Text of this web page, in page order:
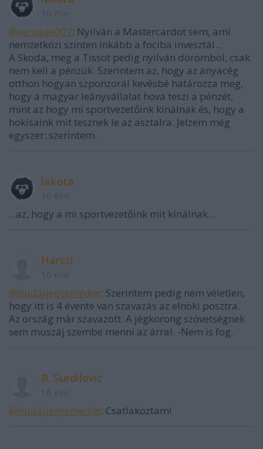
@vantage007: Nyilván a Mastercardot sem, ami
nemzetközi szinten inkább a fociba invesztál...
A Skoda, meg a Tissot pedig nyilván dörömböl, csak
nem kell a pénzük. Szerintem az, hogy az anyacég
otthon hogyan szponzorál kevésbé határozza meg,
hogy a magyar leányvállalat hova teszi a pénzét,
mint az hogy mi sportvezetőink kínálnak és, hogy a
hokisaink mit tesznek le az asztalra. Jelzem még
egyszer: szerintem.
lakota
...az, hogy a mi sportvezetőink mit kínálnak...
Harczi
@budaijegesmedve: Szerintem pedig nem véletlen,
hogy itt is 4 évente van szavazás az elnöki posztra.
Az ország már szavazott. A jégkorong szövetségnek
sem muszáj szembe menni az árral. -Nem is fog.
B. Surdilovic
@budaijegesmedve: Csatlakoztam!